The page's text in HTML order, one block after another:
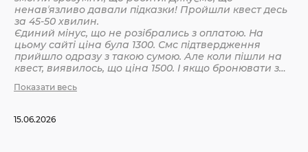
ненавʼязливо давали підказки! Пройшли квест десь
за 45-50 хвилин.
Єдиний мінус, що не розібрались з оплатою. На
цьому сайті ціна була 1300. Смс підтвердження
прийшло одразу з такою сумою. Але коли пішли на
квест, виявилось, що ціна 1500. І якщо бронювати з
невелика, але всеодно уточнюйте при бронюванні
Показати весь
15.06.2026